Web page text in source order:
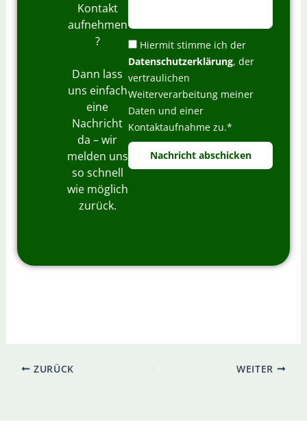
Kontakt
aufnehmen
?
Dann lass
uns einfach
eine
Nachricht
da – wir
melden uns
so schnell
wie möglich
zurück.
-
A
d
r
e
s
s
*
u
m
e
r
r
i
c
t
D
a
t
e
n
s
c
h
t
Hiermit stimme ich der
Datenschutzerklärung, der
vertraulichen
Weiterverarbeitung meiner
Daten und einer
Kontaktaufnahme zu.*
Nachricht abschicken
ZURÜCK WEITER